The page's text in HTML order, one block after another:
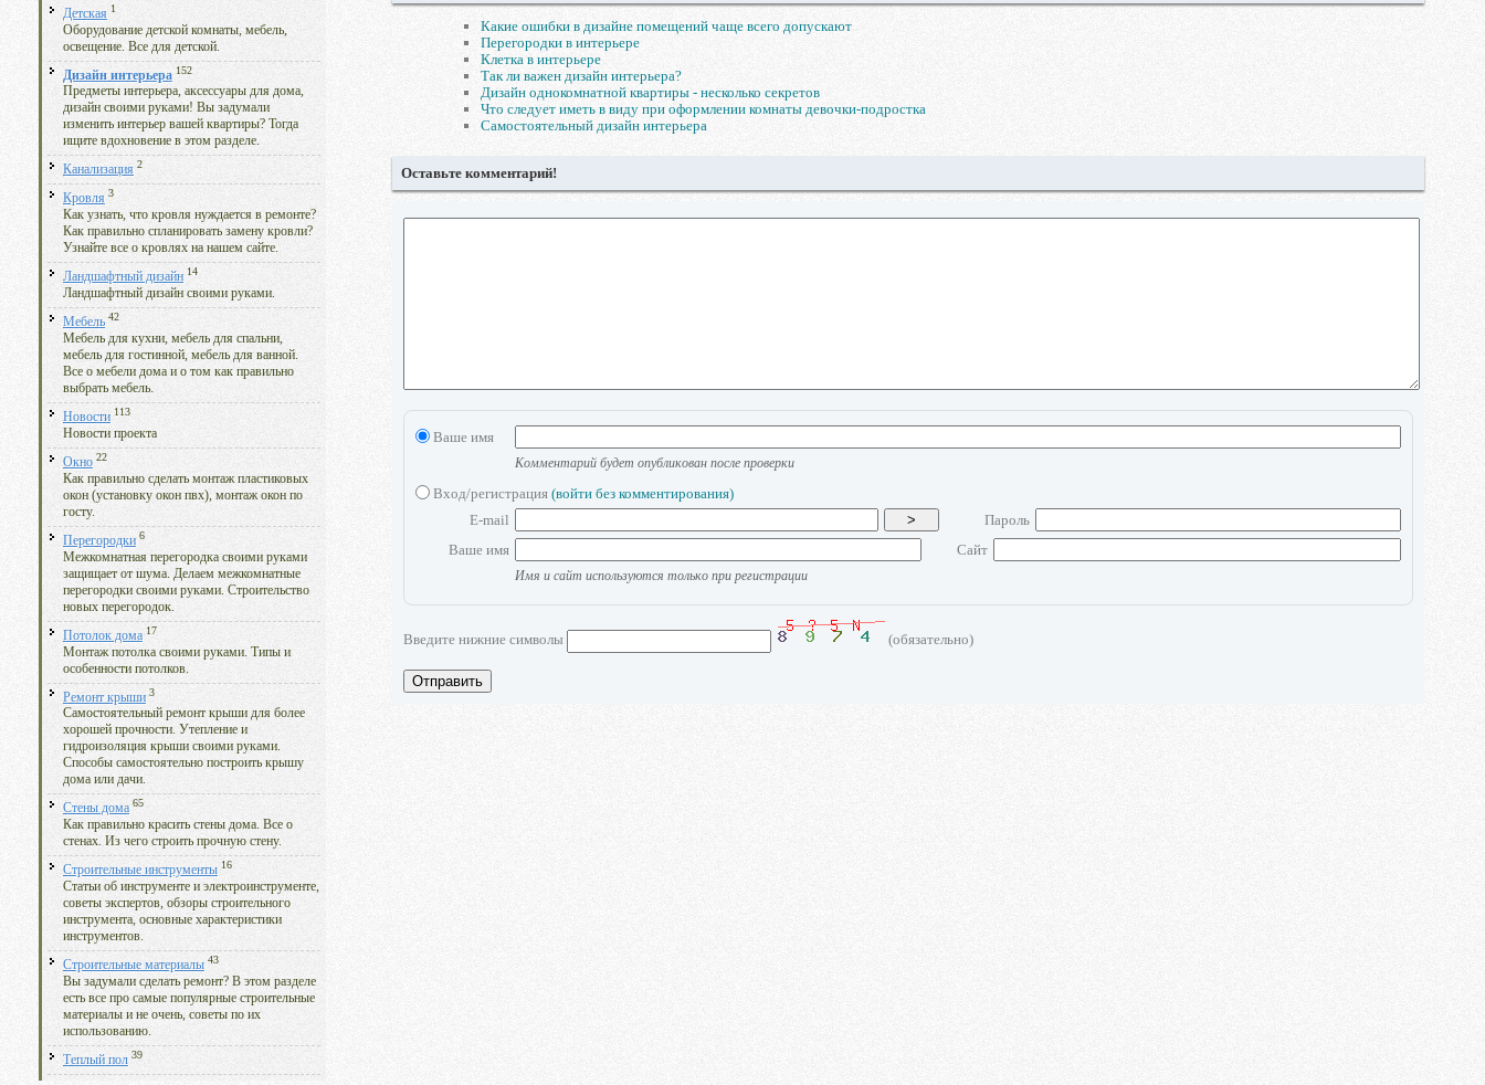
Детская 1
Оборудование детской комнаты, мебель,
освещение. Все для детской.
Дизайн интерьера 152
Предметы интерьера, аксессуары для дома,
дизайн своими руками! Вы задумали
изменить интерьер вашей квартиры? Тогда
ищите вдохновение в этом разделе.
Канализация 2
Кровля 3
Как узнать, что кровля нуждается в ремонте?
Как правильно спланировать замену кровли?
Узнайте все о кровлях на нашем сайте.
Ландшафтный дизайн 14
Ландшафтный дизайн своими руками.
Мебель 42
Мебель для кухни, мебель для спальни,
мебель для гостинной, мебель для ванной.
Все о мебели дома и о том как правильно
выбрать мебель.
Новости 113
Новости проекта
Окно 22
Как правильно сделать монтаж пластиковых
окон (установку окон пвх), монтаж окон по
госту.
Перегородки 6
Межкомнатная перегородка своими руками
защищает от шума. Делаем межкомнатные
перегородки своими руками. Строительство
новых перегородок.
Потолок дома 17
Монтаж потолка своими руками. Типы и
особенности потолков.
Ремонт крыши 3
Самостоятельный ремонт крыши для более
хорошей прочности. Утепление и
гидроизоляция крыши своими руками.
Способы самостоятельно построить крышу
дома или дачи.
Стены дома 65
Как правильно красить стены дома. Все о
стенах. Из чего строить прочную стену.
Строительные инструменты 16
Статьи об инструменте и электроинструменте,
советы экспертов, обзоры строительного
инструмента, основные характеристики
инструментов.
Строительные материалы 43
Вы задумали сделать ремонт? В этом разделе
есть все про самые популярные строительные
материалы и не очень, советы по их
использованию.
Теплый пол 39
Какие ошибки в дизайне помещений чаще всего допускают
Перегородки в интерьере
Клетка в интерьере
Так ли важен дизайн интерьера?
Дизайн однокомнатной квартиры - несколько секретов
Что следует иметь в виду при оформлении комнаты девочки-подростка
Самостоятельный дизайн интерьера
Оставьте комментарий!
Ваше имя
Комментарий будет опубликован после проверки
Вход/регистрация (войти без комментирования)
E-mail
>
Пароль
Ваше имя
Сайт
Имя и сайт используются только при регистрации
Введите нижние символы (обязательно)
Отправить